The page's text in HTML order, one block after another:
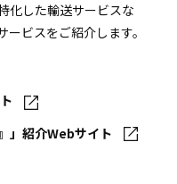
化した輸送サービスな
ビスをご紹介します。
」紹介Webサイト